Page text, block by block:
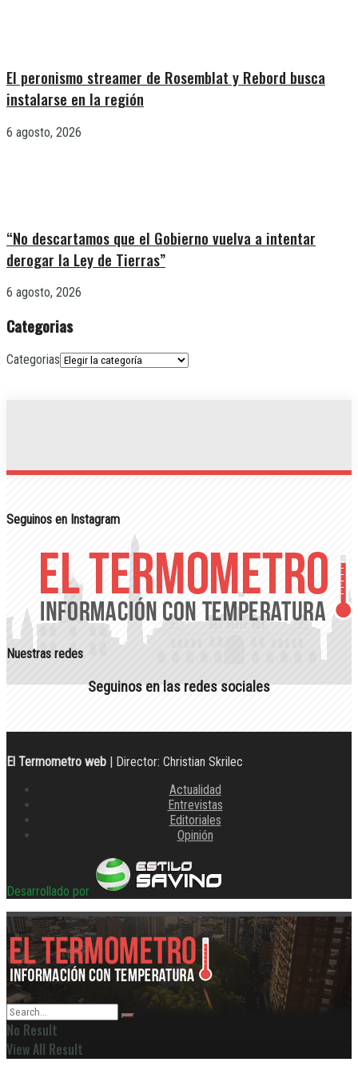
El peronismo streamer de Rosemblat y Rebord busca
instalarse en la región
6 agosto, 2026
“No descartamos que el Gobierno vuelva a intentar
derogar la Ley de Tierras”
6 agosto, 2026
Categorias
Categorias
Seguinos en Instagram
Nuestras redes
Seguinos en las redes sociales
El Termometro web | Director: Christian Skrilec
Actualidad
Entrevistas
Editoriales
Opinión
Desarrollado por
No Result
View All Result